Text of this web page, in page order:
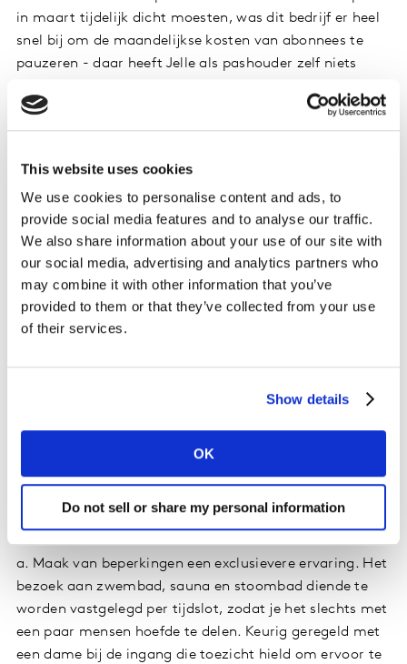
This website uses cookies
We use cookies to personalise content and ads, to
provide social media features and to analyse our traffic.
We also share information about your use of our site with
our social media, advertising and analytics partners who
may combine it with other information that you’ve
provided to them or that they’ve collected from your use
of their services.
Show details
OK
Do not sell or share my personal information
in maart tijdelijk dicht moesten, was dit bedrijf er heel
snel bij om de maandelijkse kosten van abonnees te
pauzeren - daar heeft Jelle als pashouder zelf niets
om het abonnement door te blijven betalen en de
filmhuizen te steunen. Slim!
b. Ga online - en blijf daar! Ter vervanging van
bioscoopbezoek kwam een eigen streamingservice:
Vitamine Cineville. Gratis te gebruiken voor abonnees,
met een uitgebreid archief van arthousefilms van de
afgelopen jaren en klassiekers. Hier worden nog steeds
regelmatig nieuwe titels aan toegevoegd. Sterker nog:
het is een permanente aanvulling geworden op hun
service.
tijdens corona. Daar had hij vooraf wat reserves over.
Waarom? Een imago van ‘niet hip’, doorsnee en zeker
niet voor iemand met de smaak van Otto – dacht hij…
Maar: het werd een weekend waarin Van der Valk liet
a. Maak van beperkingen een exclusievere ervaring. Het
bezoek aan zwembad, sauna en stoombad diende te
worden vastgelegd per tijdslot, zodat je het slechts met
een paar mensen hoefde te delen. Keurig geregeld met
een dame bij de ingang die toezicht hield om ervoor te